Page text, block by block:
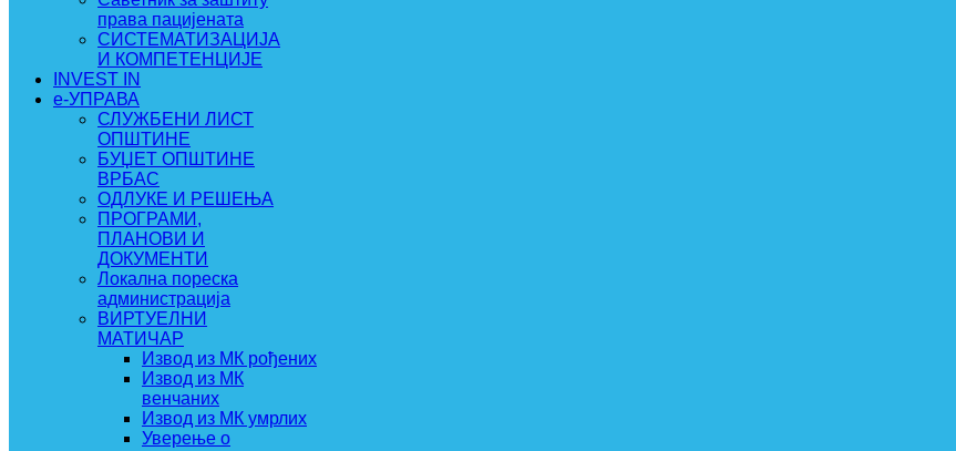
права пацијената
СИСТЕМАТИЗАЦИЈА
И КОМПЕТЕНЦИЈЕ
INVEST IN
e-УПРАВА
СЛУЖБЕНИ ЛИСТ
ОПШТИНЕ
БУЏЕТ ОПШТИНЕ
ВРБАС
ОДЛУКЕ И РЕШЕЊА
ПРОГРАМИ,
ПЛАНОВИ И
ДОКУМЕНТИ
Локална пореска
администрација
ВИРТУЕЛНИ
МАТИЧАР
Извод из МК рођених
Извод из МК
венчаних
Извод из МК умрлих
Уверење о